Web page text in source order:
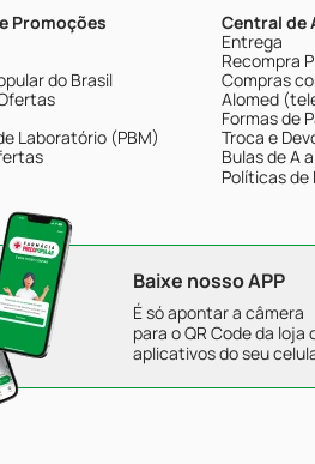
Promoções
do Brasil
Laboratório (PBM)
Central de
Entrega
Recompra
Compras
Alomed
Formas de
Troca e
Bulas de A
Políticas
Baixe nosso APP
É só apontar a câmera
para o QR Code da loja
aplicativos do seu